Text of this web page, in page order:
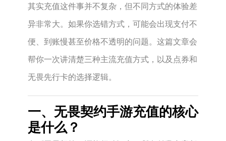
其实充值这件事并不复杂，但不同方式的体验差
异非常大。如果你选错方式，可能会出现支付不
便、到账慢甚至价格不透明的问题。这篇文章会
帮你一次讲清楚三种主流充值方式，以及点券和
无畏先行卡的选择逻辑。
一、无畏契约手游充值的核心
是什么？